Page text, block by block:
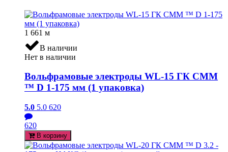
1 661 м
В наличии
Нет в наличии
Вольфрамовые электроды WL-15 ГК СММ
™ D 1-175 мм (1 упаковка)
5.0 5.0 620
620
В корзину